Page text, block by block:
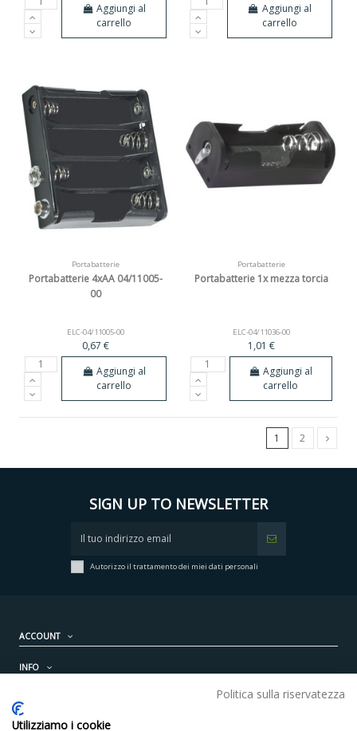
Aggiungi al
carrello
Aggiungi al
carrello
Portabatterie
Portabatterie 4xAA 04/11005-
00
ELC-04/11005-00
0,67 €
Aggiungi al
carrello
Portabatterie
Portabatterie 1x mezza torcia
ELC-04/11036-00
1,01 €
Aggiungi al
carrello
1 2
SIGN UP TO NEWSLETTER
Autorizzo il trattamento dei miei dati personali
ACCOUNT
INFO
Politica sulla riservatezza
Utilizziamo i cookie